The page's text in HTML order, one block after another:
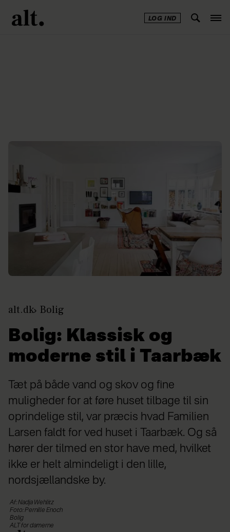
LOG IND
alt.dk Bolig
Bolig: Klassisk og
moderne stil i Taarbæk
Tæt på både vand og skov og fine
muligheder for at føre huset tilbage til sin
oprindelige stil, var præcis hvad Familien
Larsen faldt for ved huset i Taarbæk. Og så
hører der tilmed en stor have med, hvilket
ikke er helt almindeligt i den lille,
nordsjællandske by.
Af: Nadja Wehlitz
Foto: Pernille Enoch
Bolig
ALT for damerne